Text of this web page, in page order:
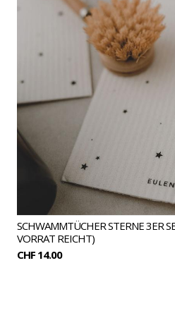
SCHWAMMTÜCHER STERNE 3ER
VORRAT REICHT)
CHF 14.00